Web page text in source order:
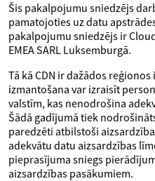
Šis pakalpojumu sniedzējs
pamatojoties uz datu
pakalpojumu sniedzējs ir
EMEA SARL Luksemburgā.
Tā kā CDN ir dažādos
izmantošana var izraisīt
valstīm, kas nenodrošina
Šādā gadījumā tiek
paredzēti atbilstoši
adekvātu datu aizsardzības
pieprasījuma sniegs
aizsardzības pasākumiem.